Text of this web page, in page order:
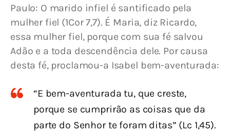
Paulo: O marido infiel é santificado pela
mulher fiel (1Cor 7,7). É Maria, diz Ricardo,
essa mulher fiel, porque com sua fé salvou
Adão e a toda descendência dele. Por causa
desta fé, proclamou-a Isabel bem-aventurada:
“E bem-aventurada tu, que creste,
porque se cumprirão as coisas que da
parte do Senhor te foram ditas” (Lc 1,45).